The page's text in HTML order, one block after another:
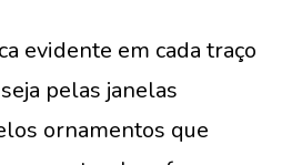
evidente em cada traço
pelas janelas
ornamentos que